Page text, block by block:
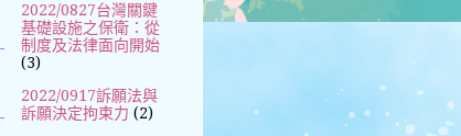
2022/0827台灣關鍵
基礎設施之保衛：從
制度及法律面向開始
(3)
2022/0917訴願法與
訴願決定拘束力 (2)